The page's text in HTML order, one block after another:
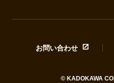
お問い合わせ
© KADOKAWA